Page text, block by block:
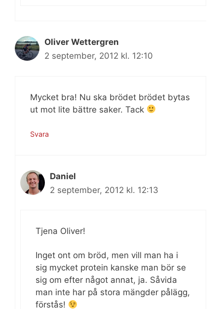
Oliver Wettergren
2 september, 2012 kl. 12:10
Mycket bra! Nu ska brödet brödet bytas
ut mot lite bättre saker. Tack
Svara
Daniel
2 september, 2012 kl. 12:13
Tjena Oliver!
Inget ont om bröd, men vill man ha i
sig mycket protein kanske man bör se
sig om efter något annat, ja. Såvida
man inte har på stora mängder pålägg,
förstås!